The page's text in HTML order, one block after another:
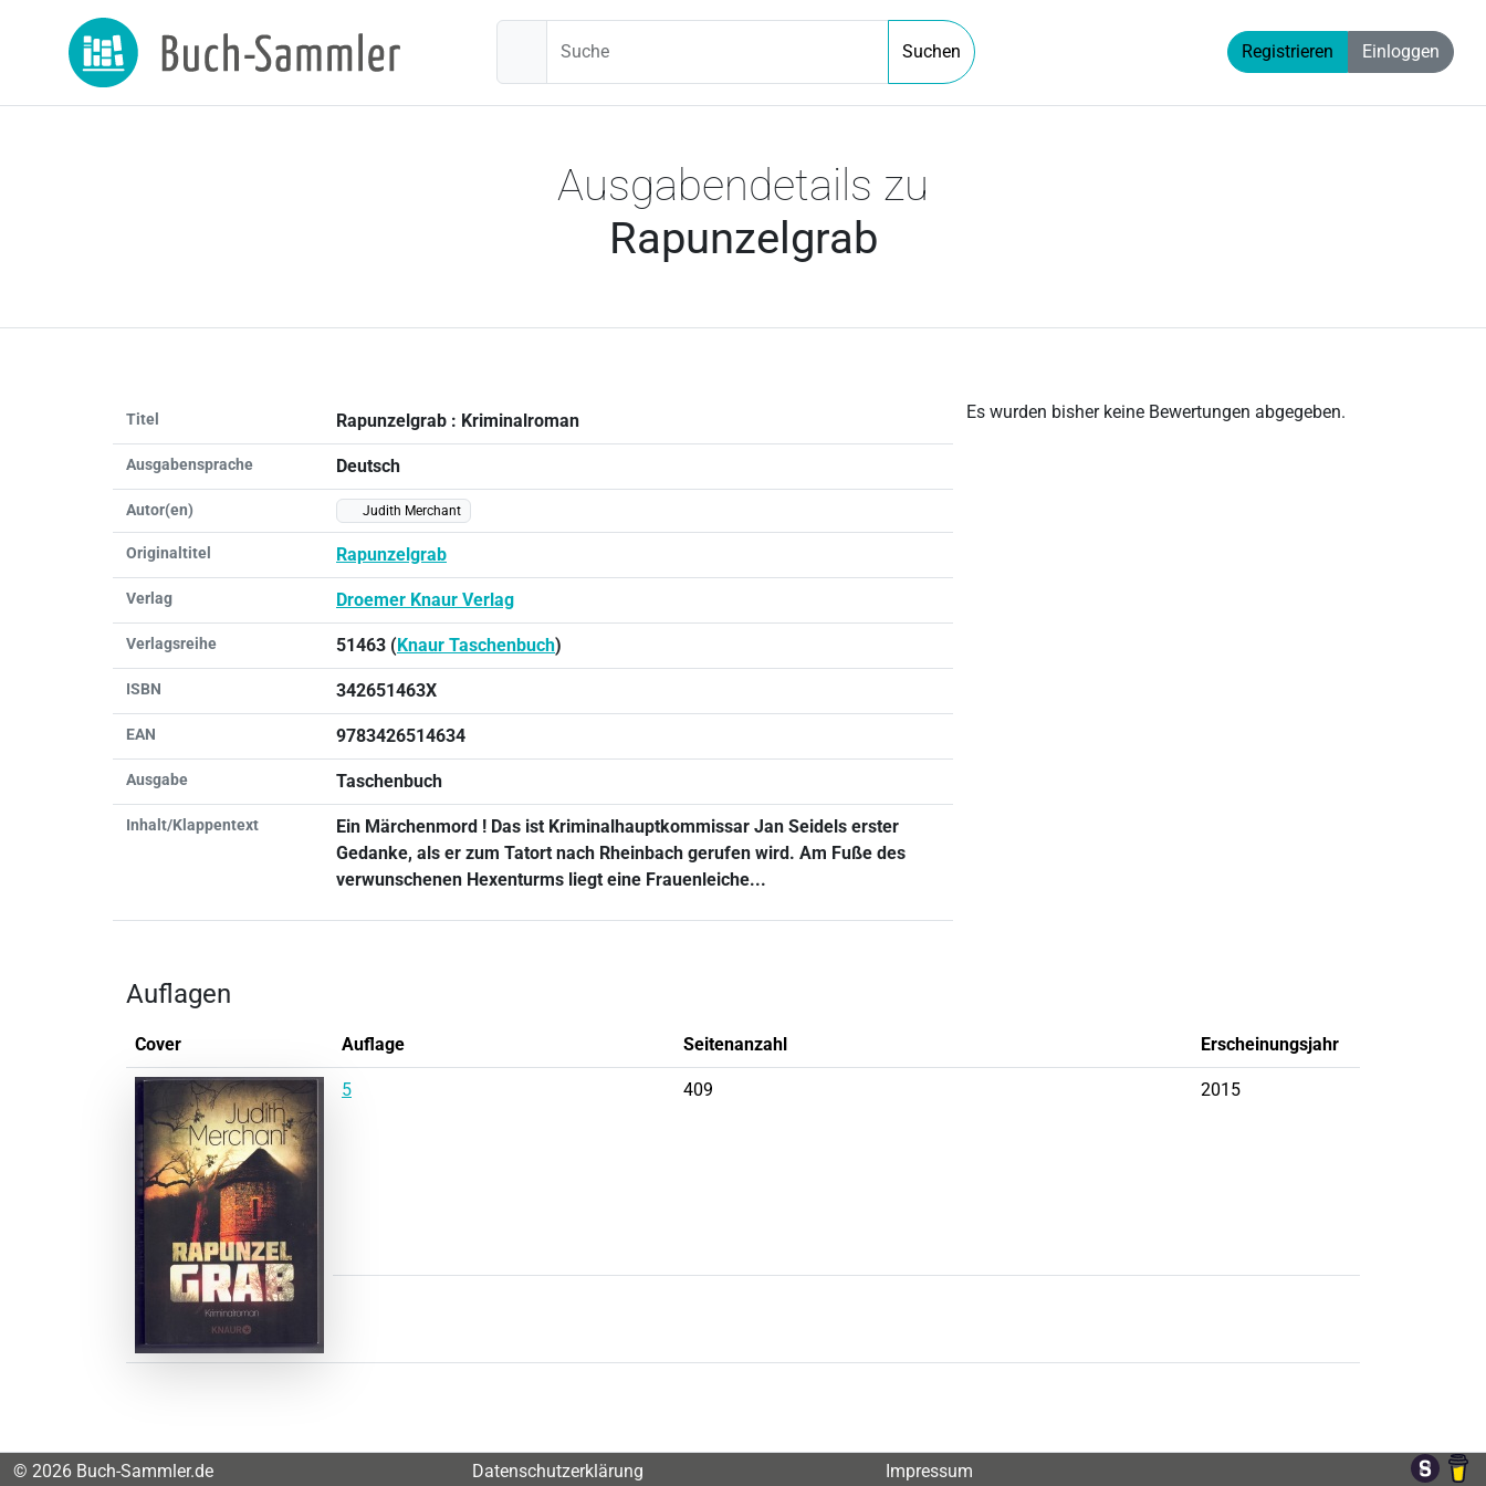
Suche Suchen Registrieren Einloggen
Ausgabendetails zu
Rapunzelgrab
Titel Rapunzelgrab : Kriminalroman
Ausgabensprache Deutsch
Autor(en) Judith Merchant
Originaltitel Rapunzelgrab
Verlag Droemer Knaur Verlag
Verlagsreihe 51463 (Knaur Taschenbuch)
ISBN 342651463X
EAN 9783426514634
Ausgabe Taschenbuch
Inhalt/Klappentext
Ein Märchenmord ! Das ist Kriminalhauptkommissar Jan Seidels erster
Gedanke, als er zum Tatort nach Rheinbach gerufen wird. Am Fuße des
verwunschenen Hexenturms liegt eine Frauenleiche...
Es wurden bisher keine Bewertungen abgegeben.
Auflagen
Cover Auflage Seitenanzahl Erscheinungsjahr
5 409 2015
© 2026 Buch-Sammler.de Datenschutzerklärung Impressum